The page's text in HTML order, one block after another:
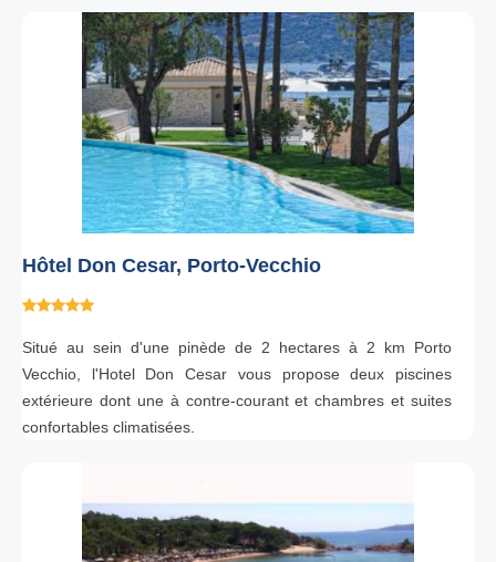
Hôtel Don Cesar, Porto-Vecchio
Situé au sein d'une pinède de 2 hectares à 2 km Porto
Vecchio, l'Hotel Don Cesar vous propose deux piscines
extérieure dont une à contre-courant et chambres et suites
confortables climatisées.